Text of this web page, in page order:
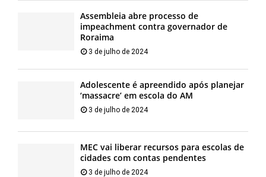
Assembleia abre processo de
impeachment contra governador de
Roraima
3 de julho de 2024
Adolescente é apreendido após planejar
‘massacre’ em escola do AM
3 de julho de 2024
MEC vai liberar recursos para escolas de
cidades com contas pendentes
3 de julho de 2024